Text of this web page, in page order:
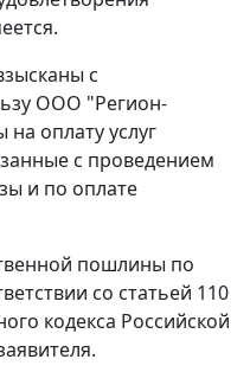
с
ООО "Регион-
оплату услуг
с проведением
и по оплате
пошлины по
со статьей 110
кодекса Российской